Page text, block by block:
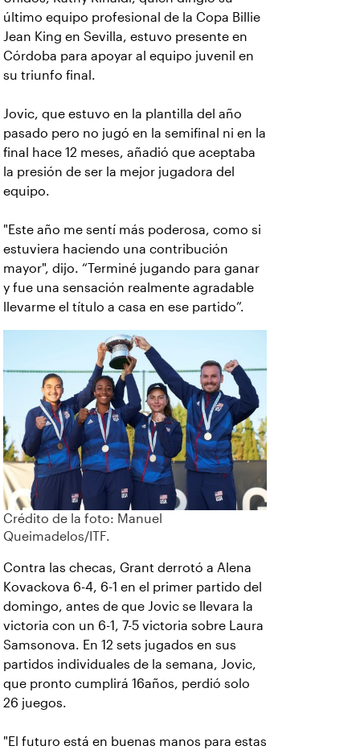
último equipo profesional de la Copa Billie
Jean King en Sevilla, estuvo presente en
Córdoba para apoyar al equipo juvenil en
su triunfo final.
Jovic, que estuvo en la plantilla del año
pasado pero no jugó en la semifinal ni en la
final hace 12 meses, añadió que aceptaba
la presión de ser la mejor jugadora del
equipo.
"Este año me sentí más poderosa, como si
estuviera haciendo una contribución
mayor", dijo. “Terminé jugando para ganar
y fue una sensación realmente agradable
llevarme el título a casa en ese partido”.
Crédito de la foto: Manuel
Queimadelos/ITF.
Contra las checas, Grant derrotó a Alena
Kovackova 6-4, 6-1 en el primer partido del
domingo, antes de que Jovic se llevara la
victoria con un 6-1, 7-5 victoria sobre Laura
Samsonova. En 12 sets jugados en sus
partidos individuales de la semana, Jovic,
que pronto cumplirá 16años, perdió solo
26 juegos.
"El futuro está en buenas manos para estas